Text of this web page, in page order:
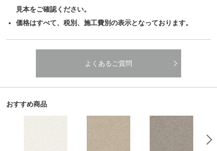
見本をご確認ください。
価格はすべて、税別、施工費別の表示となっております。
よくあるご質問
おすすめ商品